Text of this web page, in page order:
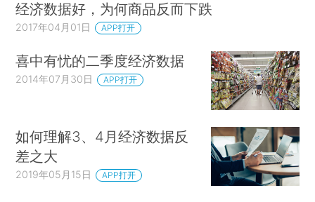
经济数据好，为何商品反而下跌
2017年04月01日 APP打开
喜中有忧的二季度经济数据
2014年07月30日 APP打开
如何理解3、4月经济数据反
差之大
2019年05月15日 APP打开